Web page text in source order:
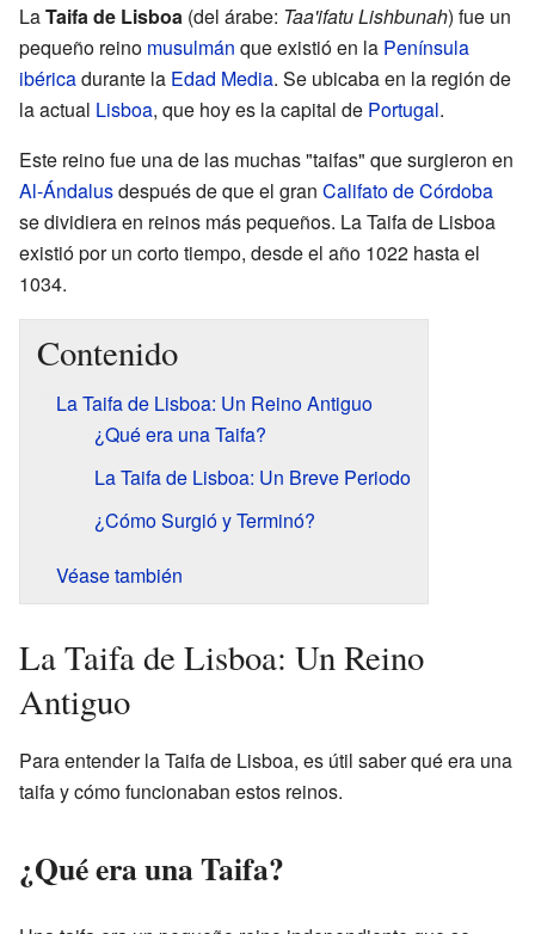
LaTaifa de Lisboa (del árabe: Taa'ifatu Lishbunah) fue un
pequeño reino musulmán que existió en la Península
ibéricadurante la Edad Media. Se ubicaba en la región de
la actual Lisboa, que hoy es la capital de Portugal.
Este reino fue una de las muchas "taifas" que surgieron en
Al-Ándalusdespués de que el gran Califato de Córdoba
se dividiera en reinos más pequeños. La Taifa de Lisboa
existió por un corto tiempo, desde el año 1022 hasta el
1034.
Contenido
La Taifa de Lisboa: Un Reino Antiguo
¿Qué era una Taifa?
La Taifa de Lisboa: Un Breve Periodo
¿Cómo Surgió y Terminó?
Véase también
La Taifa de Lisboa: Un Reino
Antiguo
Para entender la Taifa de Lisboa, es útil saber qué era una
taifa y cómo funcionaban estos reinos.
¿Qué era una Taifa?